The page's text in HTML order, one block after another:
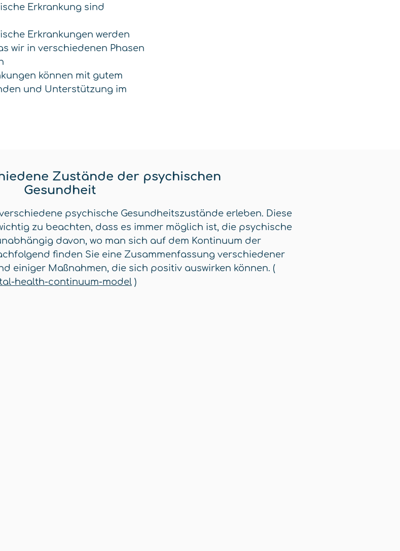
Erkrankung sind
Erkrankungen werden
wir in verschiedenen Phasen
können mit gutem
und Unterstützung im
Zustände der psychischen
Gesundheit
psychische Gesundheitszustände erleben. Diese
zu beachten, dass es immer möglich ist, die psychische
davon, wo man sich auf dem Kontinuum der
finden Sie eine Zusammenfassung verschiedener
einiger Maßnahmen, die sich positiv auswirken können. (
health-continuum-model )